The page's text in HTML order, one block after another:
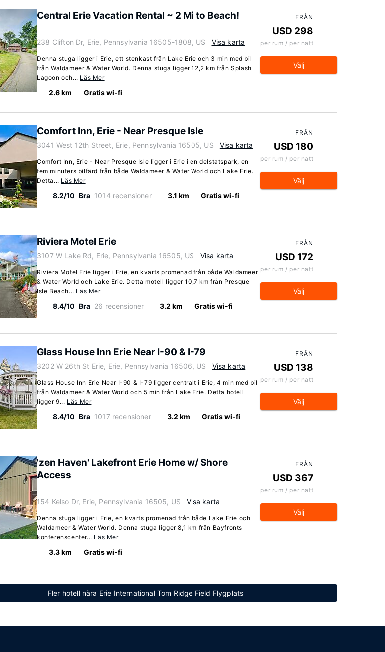
Central Erie Vacation Rental ~ 2 Mi to Beach!
238 Clifton Dr, Erie, Pennsylvania 16505-1808, US Visa karta
Denna stuga ligger i Erie, ett stenkast från Lake Erie och 3 min med bil
från Waldameer & Water World. Denna stuga ligger 12,2 km från Splash
Lagoon och... Läs Mer
2.6 km Gratis wi-fi
FRÅN
USD 298
per rum / per natt
Välj
Comfort Inn, Erie - Near Presque Isle
3041 West 12th Street, Erie, Pennsylvania 16505, US Visa karta
Comfort Inn, Erie - Near Presque Isle ligger i Erie i en delstatspark, en
fem minuters bilfärd från både Waldameer & Water World och Lake Erie.
Detta... Läs Mer
8.2/10 Bra 1014 recensioner 3.1 km Gratis wi-fi
FRÅN
USD 180
per rum / per natt
Välj
Riviera Motel Erie
3107 W Lake Rd, Erie, Pennsylvania 16505, US Visa karta
Riviera Motel Erie ligger i Erie, en kvarts promenad från både Waldameer
& Water World och Lake Erie. Detta motell ligger 10,7 km från Presque
Isle Beach... Läs Mer
8.4/10 Bra 26 recensioner 3.2 km Gratis wi-fi
FRÅN
USD 172
per rum / per natt
Välj
Glass House Inn Erie Near I-90 & I-79
3202 W 26th St Erie, Erie, Pennsylvania 16506, US Visa karta
Glass House Inn Erie Near I-90 & I-79 ligger centralt i Erie, 4 min med bil
från Waldameer & Water World och 5 min från Lake Erie. Detta hotell
ligger 9... Läs Mer
8.4/10 Bra 1017 recensioner 3.2 km Gratis wi-fi
FRÅN
USD 138
per rum / per natt
Välj
'zen Haven' Lakefront Erie Home w/ Shore
Access
154 Kelso Dr, Erie, Pennsylvania 16505, US Visa karta
Denna stuga ligger i Erie, en kvarts promenad från både Lake Erie och
Waldameer & Water World. Denna stuga ligger 8,1 km från Bayfronts
konferenscenter... Läs Mer
3.3 km Gratis wi-fi
FRÅN
USD 367
per rum / per natt
Välj
Fler hotell nära Erie International Tom Ridge Field Flygplats